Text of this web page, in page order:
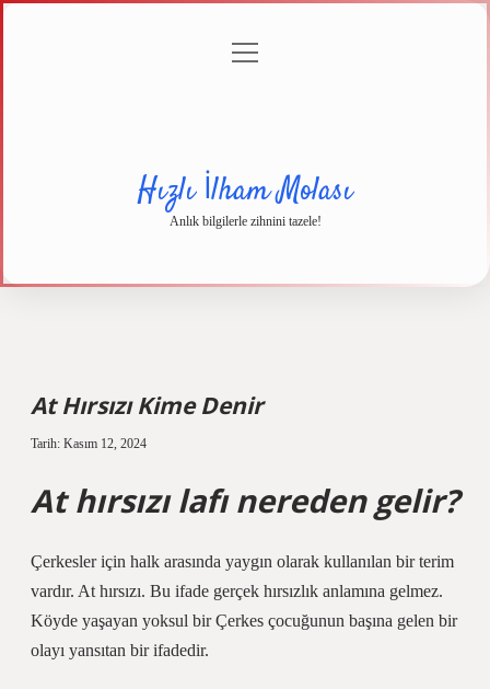
menüyü
Hızlı İlham Molası
Anlık bilgilerle zihnini tazele!
At Hırsızı Kime Denir
Tarih: Kasım 12, 2024
At hırsızı lafı nereden gelir?
Çerkesler için halk arasında yaygın olarak kullanılan bir terim
vardır. At hırsızı. Bu ifade gerçek hırsızlık anlamına gelmez.
Köyde yaşayan yoksul bir Çerkes çocuğunun başına gelen bir
olayı yansıtan bir ifadedir.